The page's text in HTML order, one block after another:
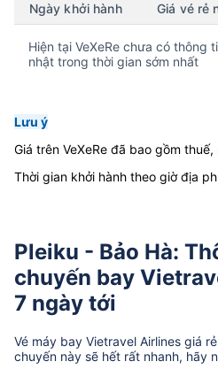
Ngày khởi hành Giá vé rẻ
Hiện tại VeXeRe chưa có thông
nhật trong thời gian sớm nhất
Lưu ý
Giá trên VeXeRe đã bao gồm
Thời gian khởi hành theo giờ địa
Pleiku - Bảo Hà:
chuyến bay
7 ngày tới
Vé máy bay Vietravel Airlines giá
chuyến này sẽ hết rất nhanh, hãy